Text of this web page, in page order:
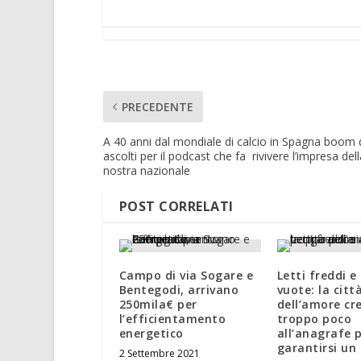
PRECEDENTE
A 40 anni dal mondiale di calcio in Spagna boom
ascolti per il podcast che fa rivivere l’impresa
nostra nazionale
POST CORRELATI
Campo di via Sogare e
Bentegodi, arrivano
250mila€ per
l’efficientamento
energetico
2 Settembre 2021
Letti freddi e
vuote: la
dell’amore
troppo poco
all’anagrafe
garantirsi